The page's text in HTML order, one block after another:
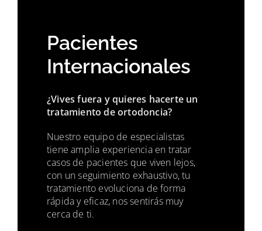
Pacientes
Internacionales
¿Vives fuera y quieres hacerte un
tratamiento de ortodoncia?
Nuestro equipo de especialistas
tiene amplia experiencia en tratar
casos de pacientes que viven lejos,
con un seguimiento exhaustivo, tu
tratamiento evoluciona de forma
rápida y eficaz, nos sentirás muy
cerca de ti.